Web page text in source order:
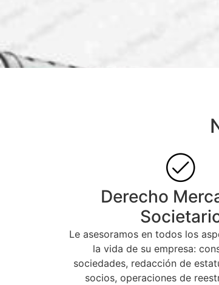
Derecho
Le asesoramos en todos los
la vida de su empresa:
sociedades, redacción de
socios, operaciones de